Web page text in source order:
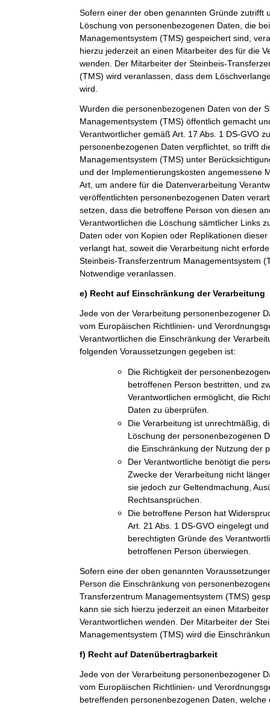
Sofern einer der oben genannten Gründe zutrifft
Löschung von personenbezogenen Daten, die
Managementsystem (TMS) gespeichert sind,
hierzu jederzeit an einen Mitarbeiter des für die
wenden. Der Mitarbeiter der Steinbeis-
(TMS) wird veranlassen, dass dem
wird.
Wurden die personenbezogenen Daten von der
Managementsystem (TMS) öffentlich gemacht
Verantwortlicher gemäß Art. 17 Abs. 1 DS-GVO
personenbezogenen Daten verpflichtet, so trifft
Managementsystem (TMS) unter
und der Implementierungskosten angemessene
Art, um andere für die Datenverarbeitung
veröffentlichten personenbezogenen Daten
setzen, dass die betroffene Person von diesen
Verantwortlichen die Löschung sämtlicher Links
Daten oder von Kopien oder Replikationen
verlangt hat, soweit die Verarbeitung nicht
Steinbeis-Transferzentrum Managementsystem
Notwendige veranlassen.
e) Recht auf Einschränkung der Verarbeitung
Jede von der Verarbeitung personenbezogener
vom Europäischen Richtlinien- und
Verantwortlichen die Einschränkung der
folgenden Voraussetzungen gegeben ist:
Die Richtigkeit der
betroffenen Person bestritten, und
Verantwortlichen ermöglicht, die
Daten zu überprüfen.
Die Verarbeitung ist unrechtmäßig,
Löschung der personenbezogenen
die Einschränkung der Nutzung der
Der Verantwortliche benötigt die
Zwecke der Verarbeitung nicht
sie jedoch zur Geltendmachung,
Rechtsansprüchen.
Die betroffene Person hat
Art. 21 Abs. 1 DS-GVO eingelegt
berechtigten Gründe des
betroffenen Person überwiegen.
Sofern eine der oben genannten
Person die Einschränkung von
Transferzentrum Managementsystem (TMS)
kann sie sich hierzu jederzeit an einen
Verantwortlichen wenden. Der Mitarbeiter der
Managementsystem (TMS) wird die
f) Recht auf Datenübertragbarkeit
Jede von der Verarbeitung personenbezogener
vom Europäischen Richtlinien- und
betreffenden personenbezogenen Daten,